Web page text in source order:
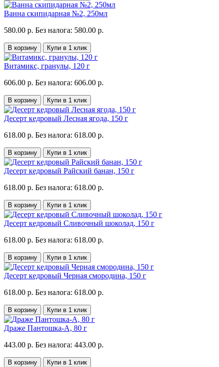
Ванна скипидарная №2, 250мл
580.00 р. Без налога: 580.00 р.
В корзину Купи в 1 клик
Витамикс, гранулы, 120 г
606.00 р. Без налога: 606.00 р.
В корзину Купи в 1 клик
Десерт кедровый Лесная ягода, 150 г
618.00 р. Без налога: 618.00 р.
В корзину Купи в 1 клик
Десерт кедровый Райский банан, 150 г
618.00 р. Без налога: 618.00 р.
В корзину Купи в 1 клик
Десерт кедровый Сливочный шоколад, 150 г
618.00 р. Без налога: 618.00 р.
В корзину Купи в 1 клик
Десерт кедровый Черная смородина, 150 г
618.00 р. Без налога: 618.00 р.
В корзину Купи в 1 клик
Драже Пантошка-A, 80 г
443.00 р. Без налога: 443.00 р.
В корзину Купи в 1 клик